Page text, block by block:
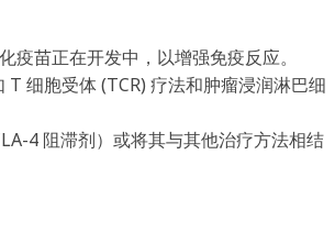
苗正在开发中，以增强免疫反应。
细胞受体 (TCR) 疗法和肿瘤浸润淋巴细
4 阻滞剂）或将其与其他治疗方法相结